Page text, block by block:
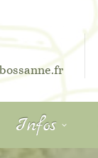
Infos